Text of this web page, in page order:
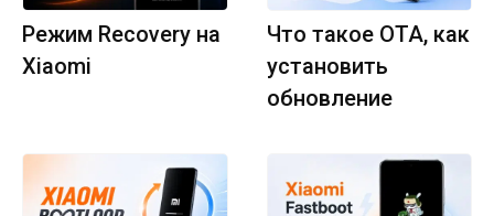
Режим Recovery на
Xiaomi
Что такое OTA, как
установить
обновление